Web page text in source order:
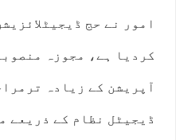
امور نے حج
کردیا ہے، مجوزہ
آپریشن کے زیادہ
ڈیجیٹل نظام کے ذریعے